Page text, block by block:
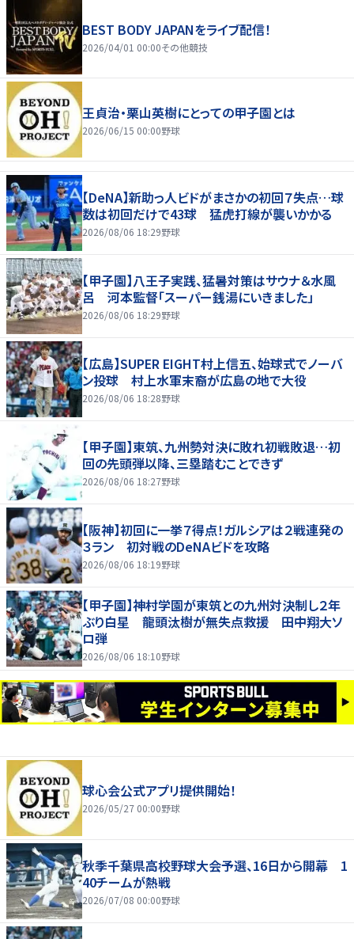
BEST BODY JAPANをライブ配信！
2026/04/01 00:00その他競技
王貞治・栗山英樹にとっての甲子園とは
2026/06/15 00:00野球
【DeNA】新助っ人ビドがまさかの初回７失点…球
数は初回だけで43球 猛虎打線が襲いかかる
2026/08/06 18:29野球
【甲子園】八王子実践、猛暑対策はサウナ＆水風
呂 河本監督「スーパー銭湯にいきました」
2026/08/06 18:29野球
【広島】SUPER EIGHT村上信五、始球式でノーバ
ン投球 村上水軍末裔が広島の地で大役
2026/08/06 18:28野球
【甲子園】東筑、九州勢対決に敗れ初戦敗退…初
回の先頭弾以降、三塁踏むことできず
2026/08/06 18:27野球
【阪神】初回に一挙７得点！ガルシアは２戦連発の
３ラン 初対戦のDeNAビドを攻略
2026/08/06 18:19野球
【甲子園】神村学園が東筑との九州対決制し２年
ぶり白星 龍頭汰樹が無失点救援 田中翔大ソ
ロ弾
2026/08/06 18:10野球
球心会公式アプリ提供開始！
2026/05/27 00:00野球
秋季千葉県高校野球大会予選、16日から開幕 1
40チームが熱戦
2026/07/08 00:00野球